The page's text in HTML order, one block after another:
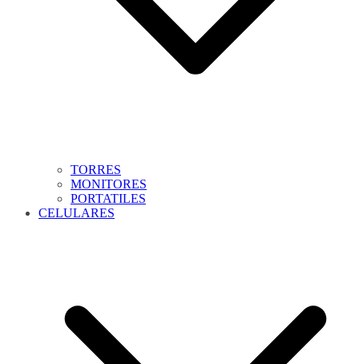
TORRES
MONITORES
PORTATILES
CELULARES